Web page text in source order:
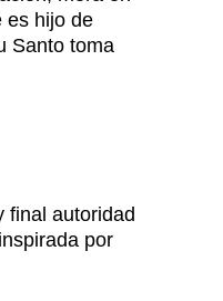
es hijo de
Santo toma
final autoridad
por